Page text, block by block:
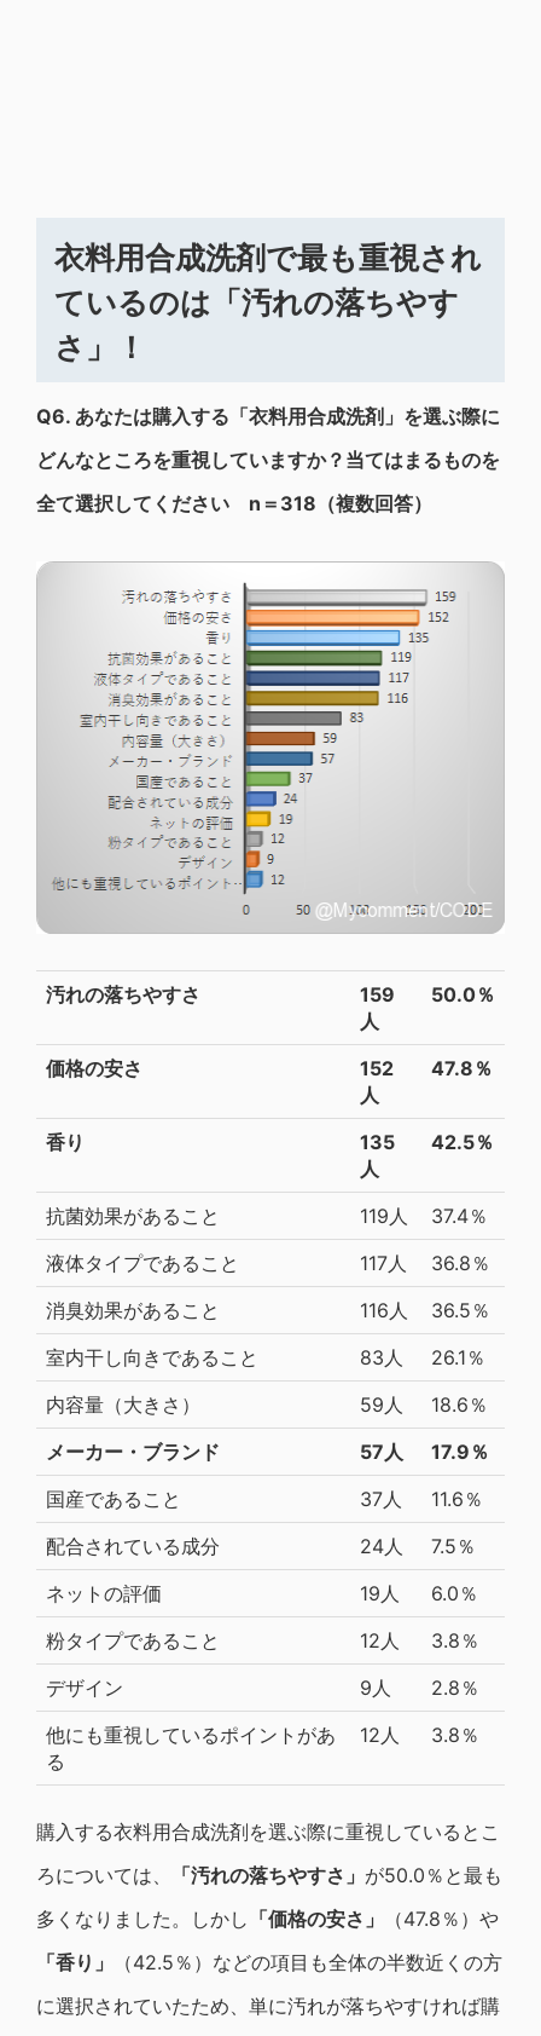
衣料用合成洗剤で最も重視され
ているのは「汚れの落ちやす
さ」！
Q6. あなたは購入する「衣料用合成洗剤」を選ぶ際に
どんなところを重視していますか？当てはまるものを
全て選択してください n＝318（複数回答）
汚れの落ちやすさ
159
人
50.0％
価格の安さ
152
人
47.8％
香り
135
人
42.5％
抗菌効果があること 119人
37.4％
液体タイプであること
117人
36.8％
消臭効果があること
116人
36.5％
室内干し向きであること
83人
26.1％
内容量（大きさ）
59人
18.6％
メーカー・ブランド
57人
17.9％
国産であること
37人
11.6％
配合されている成分
24人
7.5％
ネットの評価
19人
6.0％
粉タイプであること
12人
3.8％
デザイン
9人
2.8％
他にも重視しているポイントがあ
る
12人 3.8％
購入する衣料用合成洗剤を選ぶ際に重視しているとこ
ろについては、
「汚れの落ちやすさ」 が50.0％と最も
多くなりました。しかし 「価格の安さ」
（47.8％）や
「香り」
（42.5％）などの項目も全体の半数近くの方
に選択されていたため、単に汚れが落ちやすければ購